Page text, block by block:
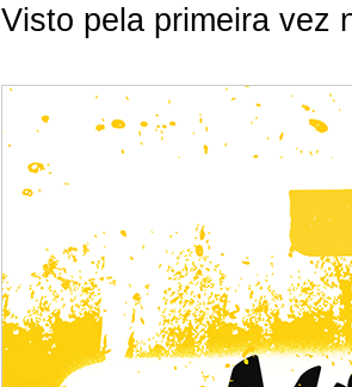
Visto pela primeira vez